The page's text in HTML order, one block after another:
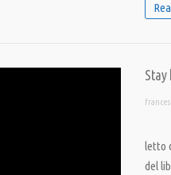
Stay
letto
del